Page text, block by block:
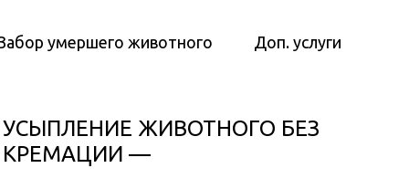
умершего животного Доп. услуги
УСЫПЛЕНИЕ ЖИВОТНОГО БЕЗ
КРЕМАЦИИ —